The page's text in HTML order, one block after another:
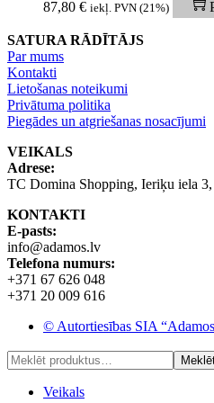
87,80 € iekļ. PVN (21%)
SATURA RĀDĪTĀJS
Par mums
Kontakti
Lietošanas noteikumi
Privātuma politika
Piegādes un atgriešanas nosacījumi
VEIKALS
Adrese:
TC Domina Shopping, Ieriķu iela
KONTAKTI
E-pasts:
info@adamos.lv
Telefona numurs:
+371 67 626 048
+371 20 009 616
© Autortiesības SIA
Veikals